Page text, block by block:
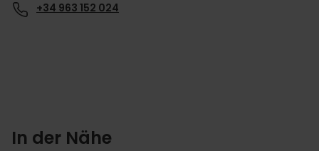
+34 963 152 024
In der Nähe